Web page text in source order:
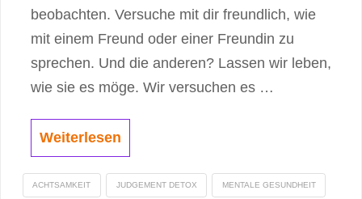
beobachten. Versuche mit dir freundlich, wie
mit einem Freund oder einer Freundin zu
sprechen. Und die anderen? Lassen wir leben,
wie sie es möge. Wir versuchen es …
Weiterlesen
ACHTSAMKEIT JUDGEMENT DETOX MENTALE GESUNDHEIT